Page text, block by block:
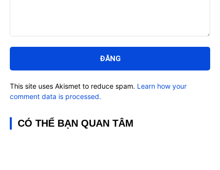
luận:
This site uses Akismet to reduce spam. Learn how your
comment data is processed.
CÓ THỂ BẠN QUAN TÂM